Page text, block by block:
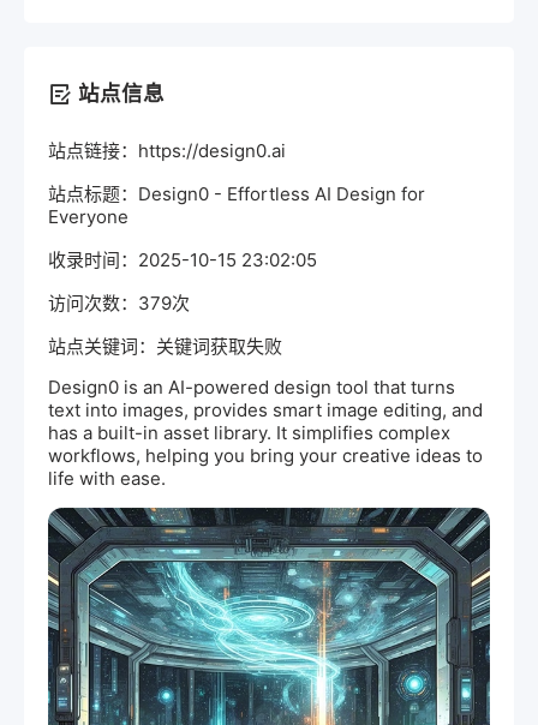
站点信息
站点链接：https://design0.ai
站点标题：Design0 - Effortless AI Design for
Everyone
收录时间：2025-10-15 23:02:05
访问次数：379次
站点关键词：关键词获取失败
Design0 is an AI-powered design tool that turns
text into images, provides smart image editing, and
has a built-in asset library. It simplifies complex
workflows, helping you bring your creative ideas to
life with ease.